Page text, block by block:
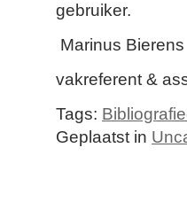
gebruiker.
Marinus Bierens
vakreferent &
Tags:
Geplaatst in